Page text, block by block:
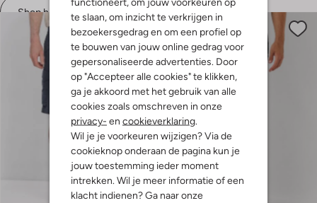
te slaan, om inzicht te verkrijgen in
bezoekersgedrag en om een profiel op
te bouwen van jouw online gedrag voor
gepersonaliseerde advertenties. Door
op "Accepteer alle cookies" te klikken,
ga je akkoord met het gebruik van alle
cookies zoals omschreven in onze
privacy- en cookieverklaring.
Wil je je voorkeuren wijzigen? Via de
cookieknop onderaan de pagina kun je
jouw toestemming ieder moment
intrekken. Wil je meer informatie of een
klacht indienen? Ga naar onze
Shop hier